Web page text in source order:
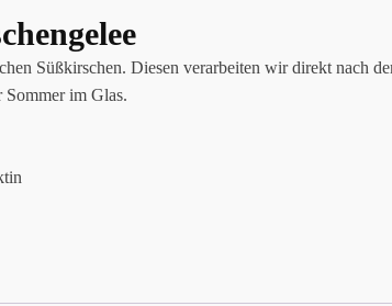
Süßkirschen. Diesen verarbeiten wir direkt nach
im Glas.